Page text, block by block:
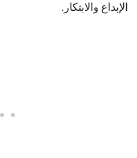
الإبداع والابتكار.